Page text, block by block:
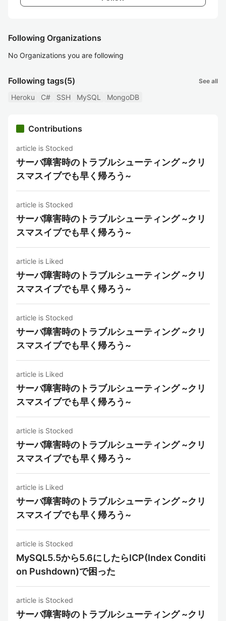
Following Organizations
No Organizations you are following
Following tags(5) See all
Heroku C# SSH MySQL MongoDB
Contributions
article is Stocked
サーバ障害時のトラブルシューティング ~クリ
スマスイブでも早く帰ろう~
article is Stocked
サーバ障害時のトラブルシューティング ~クリ
スマスイブでも早く帰ろう~
article is Liked
サーバ障害時のトラブルシューティング ~クリ
スマスイブでも早く帰ろう~
article is Stocked
サーバ障害時のトラブルシューティング ~クリ
スマスイブでも早く帰ろう~
article is Liked
サーバ障害時のトラブルシューティング ~クリ
スマスイブでも早く帰ろう~
article is Stocked
サーバ障害時のトラブルシューティング ~クリ
スマスイブでも早く帰ろう~
article is Liked
サーバ障害時のトラブルシューティング ~クリ
スマスイブでも早く帰ろう~
article is Stocked
MySQL5.5から5.6にしたらICP(Index Conditi
on Pushdown)で困った
article is Stocked
サーバ障害時のトラブルシューティング ~クリ